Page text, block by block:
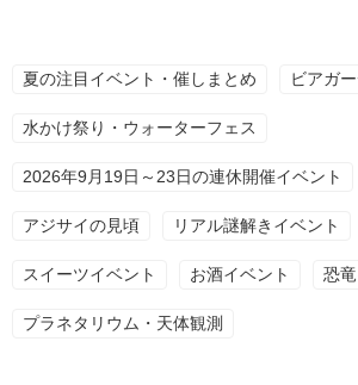
夏の注目イベント・催しまとめ ビアガ
水かけ祭り・ウォーターフェス
2026年9月19日～23日の連休開催イベント
アジサイの見頃 リアル謎解きイベント
スイーツイベント お酒イベント 恐
プラネタリウム・天体観測